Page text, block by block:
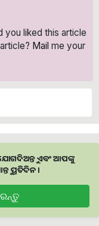
you liked this article
Mail me your
ଏବଂ ଆପଙ୍କୁ
ପ୍ରତିଦିନ ।